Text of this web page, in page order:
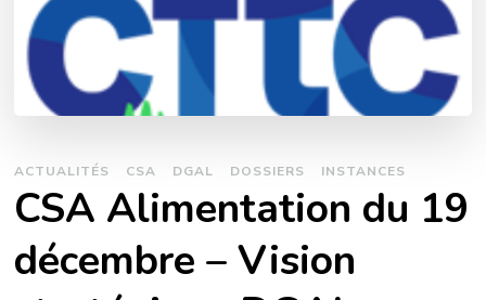
ACTUALITÉS CSA DGAL DOSSIERS INSTANCES
CSA Alimentation du 19
décembre – Vision